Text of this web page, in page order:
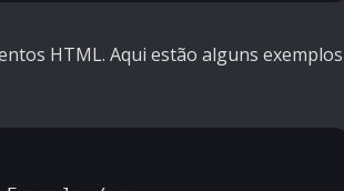
HTML. Aqui estão alguns exemplos